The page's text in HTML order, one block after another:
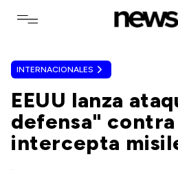
Toggle navigation menu
INTERNACIONALES
EEUU lanza
defensa"
intercepta